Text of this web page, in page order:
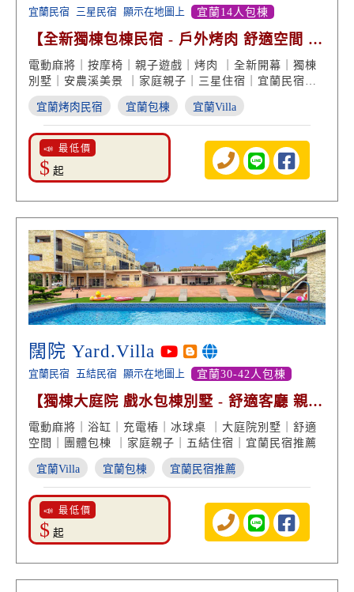
宜蘭民宿 三星民宿 顯示在地圖上 宜蘭14人包棟
【全新獨棟包棟民宿 - 戶外烤肉 舒適空間 設
計美學】
電動麻將｜按摩椅｜親子遊戲｜烤肉 ｜全新開幕｜獨棟
別墅｜安農溪美景 ｜家庭親子｜三星住宿｜宜蘭民宿推
薦
宜蘭烤肉民宿 宜蘭包棟 宜蘭Villa
📣 最低價
$ 起
闊院 Yard.Villa
宜蘭民宿 五結民宿 顯示在地圖上 宜蘭30-42人包棟
【獨棟大庭院 戲水包棟別墅 - 舒適客廳 親子
遊戲 團體渡假】
電動麻將｜浴缸｜充電樁｜冰球桌 ｜大庭院別墅｜舒適
空間｜團體包棟 ｜家庭親子｜五結住宿｜宜蘭民宿推薦
宜蘭Villa 宜蘭包棟 宜蘭民宿推薦
📣 最低價
$ 起